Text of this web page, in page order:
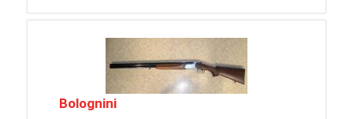
Bolognini